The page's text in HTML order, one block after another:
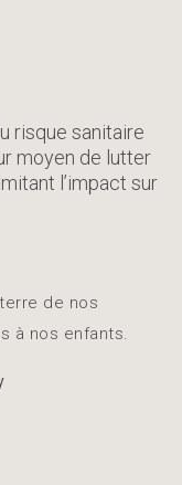
risque sanitaire
moyen de lutter
l’impact sur
de nos
à nos enfants.